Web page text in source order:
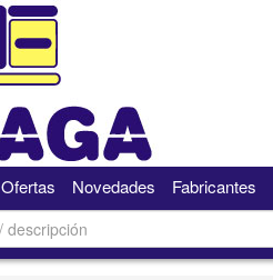
Ofertas Novedades Fabricantes